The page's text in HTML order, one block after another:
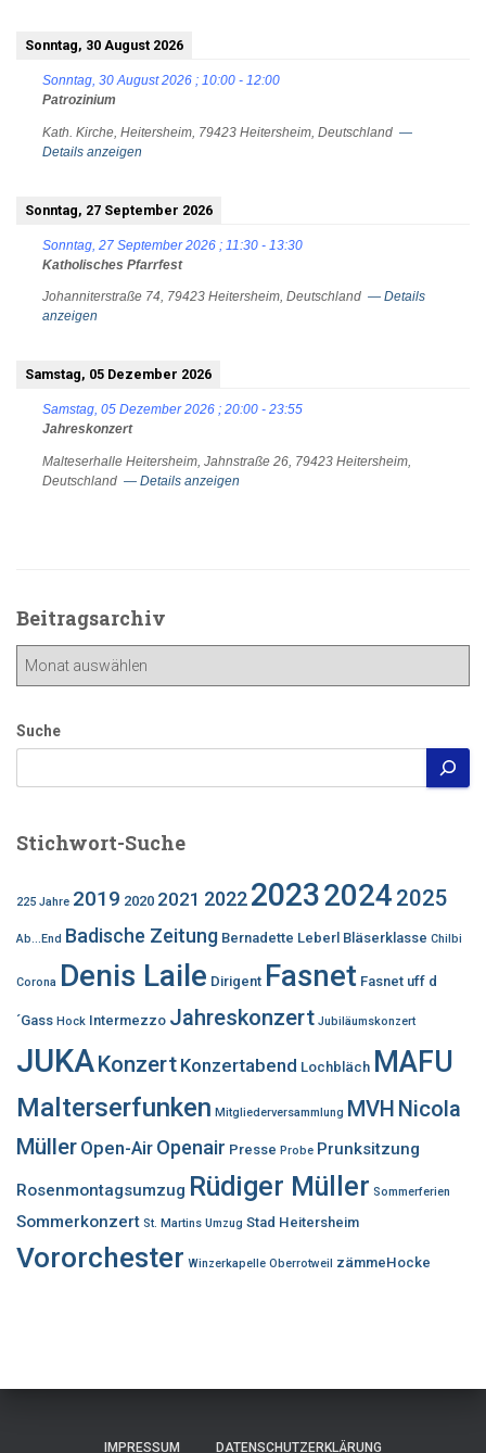
Sonntag, 30 August 2026
Sonntag, 30 August 2026 ; 10:00 - 12:00
Patrozinium
Kath. Kirche, Heitersheim, 79423 Heitersheim, Deutschland —
Details anzeigen
Sonntag, 27 September 2026
Sonntag, 27 September 2026 ; 11:30 - 13:30
Katholisches Pfarrfest
Johanniterstraße 74, 79423 Heitersheim, Deutschland — Details
anzeigen
Samstag, 05 Dezember 2026
Samstag, 05 Dezember 2026 ; 20:00 - 23:55
Jahreskonzert
Malteserhalle Heitersheim, Jahnstraße 26, 79423 Heitersheim,
Deutschland — Details anzeigen
Beitragsarchiv
Beitragsarchiv
Suche
Stichwort-Suche
225 Jahre 2019 2020 2021 202220232024 2025
Ab...End Badische Zeitung Bernadette Leberl Bläserklasse Chilbi
Corona Denis Laile Dirigent Fasnet Fasnet uff d
´Gass Hock Intermezzo Jahreskonzert Jubiläumskonzert
JUKAKonzert Konzertabend Lochbläch MAFU
Malterserfunken Mitgliederversammlung MVH Nicola
Müller Open-Air Openair Presse Probe Prunksitzung
Rosenmontagsumzug Rüdiger Müller Sommerferien
Sommerkonzert St. Martins Umzug Stad Heitersheim
Vororchester Winzerkapelle Oberrotweil zämmeHocke
IMPRESSUM DATENSCHUTZERKLÄRUNG